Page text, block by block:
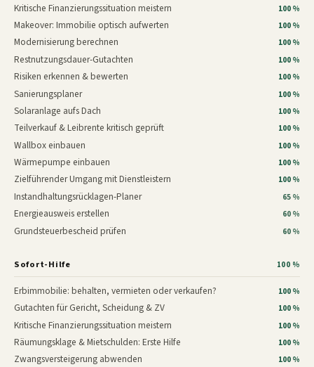
Kritische Finanzierungssituation meistern 100 %
Makeover: Immobilie optisch aufwerten 100 %
Modernisierung berechnen 100 %
Restnutzungsdauer-Gutachten 100 %
Risiken erkennen & bewerten 100 %
Sanierungsplaner 100 %
Solaranlage aufs Dach 100 %
Teilverkauf & Leibrente kritisch geprüft 100 %
Wallbox einbauen 100 %
Wärmepumpe einbauen 100 %
Zielführender Umgang mit Dienstleistern 100 %
Instandhaltungsrücklagen-Planer 65 %
Energieausweis erstellen 60 %
Grundsteuerbescheid prüfen 60 %
Sofort-Hilfe 100 %
Erbimmobilie: behalten, vermieten oder verkaufen? 100 %
Gutachten für Gericht, Scheidung & ZV 100 %
Kritische Finanzierungssituation meistern 100 %
Räumungsklage & Mietschulden: Erste Hilfe 100 %
Zwangsversteigerung abwenden 100 %